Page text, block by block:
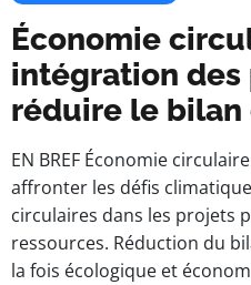
Économie
intégration
réduire le bilan
EN BREF Économie
affronter les défis
circulaires dans les projets
ressources. Réduction du
la fois écologique et